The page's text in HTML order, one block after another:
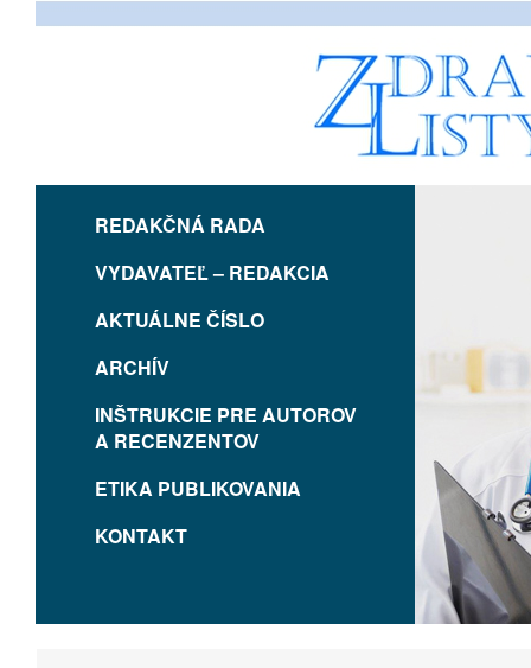
REDAKČNÁ RADA
VYDAVATEĽ – REDAKCIA
AKTUÁLNE ČÍSLO
ARCHÍV
INŠTRUKCIE PRE AUTOROV
A RECENZENTOV
ETIKA PUBLIKOVANIA
KONTAKT